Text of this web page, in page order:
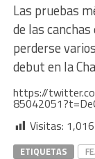
Las pruebas
de las
perderse
debut en la
https://
Visitas: 1,016
ETIQUETAS